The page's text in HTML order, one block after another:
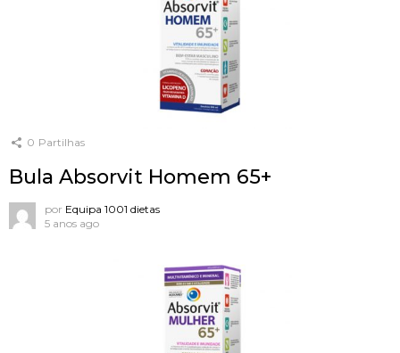
0 Partilhas
Bula Absorvit Homem 65+
por Equipa 1001 dietas
5 anos ago